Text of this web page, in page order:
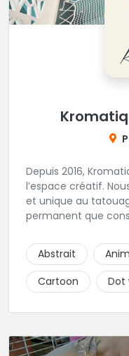
Depuis 2016,
l’espace créatif.
et unique au tatouage. Conscient du
permanent que
les artistes. Au-delà
sont plus de dix ans
sont mises au service
Abstrait
Cartoon
Dot